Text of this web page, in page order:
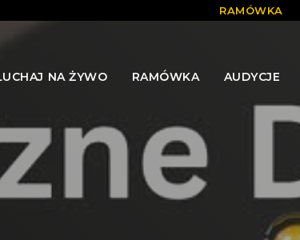
RAMÓWKA
NA ŻYWO RAMÓWKA AUDYCJE